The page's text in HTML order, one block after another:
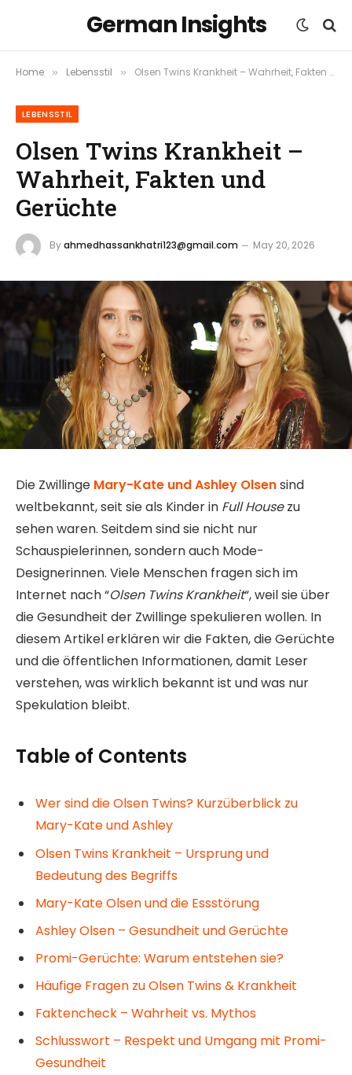
German Insights
Home » Lebensstil » Olsen Twins Krankheit – Wahrheit, Fakten und Gerüchte
LEBENSSTIL
Olsen Twins Krankheit –
Wahrheit, Fakten und
Gerüchte
Byahmedhassankhatri123@gmail.com May 20, 2026
Die Zwillinge Mary-Kate und Ashley Olsensind
weltbekannt, seit sie als Kinder in Full Housezu
sehen waren. Seitdem sind sie nicht nur
Schauspielerinnen, sondern auch Mode-
Designerinnen. Viele Menschen fragen sich im
Internet nach “Olsen Twins Krankheit“, weil sie über
die Gesundheit der Zwillinge spekulieren wollen. In
diesem Artikel erklären wir die Fakten, die Gerüchte
und die öffentlichen Informationen, damit Leser
verstehen, was wirklich bekannt ist und was nur
Spekulation bleibt.
Table of Contents
Wer sind die Olsen Twins? Kurzüberblick zu
Mary-Kate und Ashley
Olsen Twins Krankheit – Ursprung und
Bedeutung des Begriffs
Mary-Kate Olsen und die Essstörung
Ashley Olsen – Gesundheit und Gerüchte
Promi-Gerüchte: Warum entstehen sie?
Häufige Fragen zu Olsen Twins & Krankheit
Faktencheck – Wahrheit vs. Mythos
Schlusswort – Respekt und Umgang mit Promi-
Gesundheit